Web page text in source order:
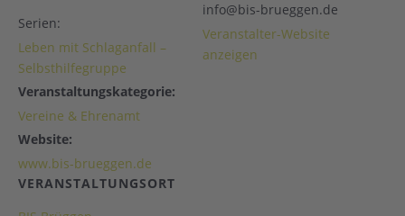
Serien:
Leben mit Schlaganfall –
Selbsthilfegruppe
Veranstaltungskategorie:
Vereine & Ehrenamt
Website:
www.bis-brueggen.de
VERANSTALTUNGSORT
info@bis-brueggen.de
Veranstalter-Website
anzeigen